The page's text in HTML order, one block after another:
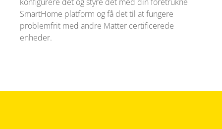
SmartHome platform og få det til at fungere
problemfrit med andre Matter certificerede
enheder.